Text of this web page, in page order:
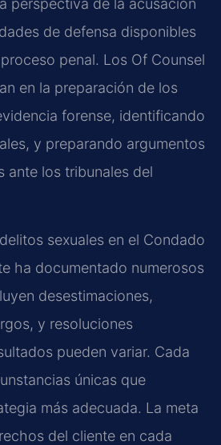
perspectiva de la acusación
de defensa disponibles
penal. Los Of Counsel
en la preparación de los
forense, identificando
y preparando argumentos
ante los tribunales del
sexuales en el Condado
ha documentado numerosos
desestimaciones,
y resoluciones
pueden variar. Cada
únicas que
más adecuada. La meta
del cliente en cada